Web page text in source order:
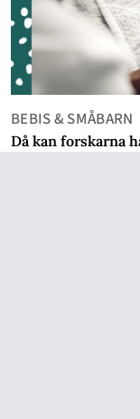
BEBIS & SMÅBARN
Då kan forskarna